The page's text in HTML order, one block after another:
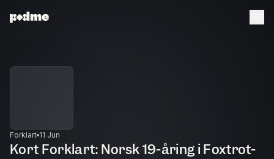
Forklart 11 Jun
Kort Forklart: Norsk 19-åring i Foxtrot-